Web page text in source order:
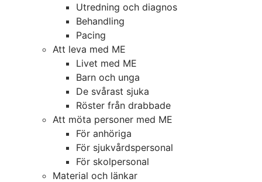
Utredning och diagnos
Behandling
Pacing
Att leva med ME
Livet med ME
Barn och unga
De svårast sjuka
Röster från drabbade
Att möta personer med ME
För anhöriga
För sjukvårdspersonal
För skolpersonal
Material och länkar